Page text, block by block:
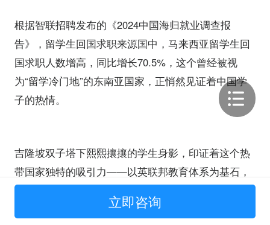
根据智联招聘发布的《2024中国海归就业调查报
告》，留学生回国求职来源国中，马来西亚留学生回
国求职人数增高，同比增长70.5%，这个曾经被视
为“留学冷门地”的东南亚国家，正悄然见证着中国学
子的热情。
吉隆坡双子塔下熙熙攘攘的学生身影，印证着这个热
带国家独特的吸引力——以英联邦教育体系为基石，
公立大学年均学费仅4-6万元，正形成"高性价比留
立即咨询